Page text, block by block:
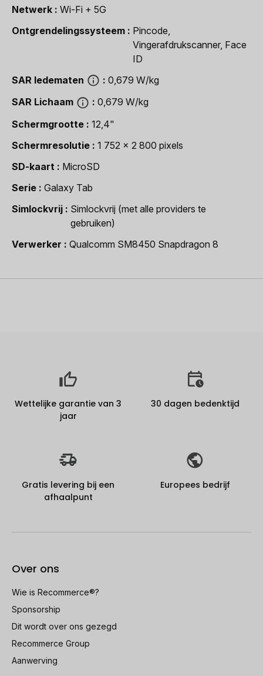
Netwerk
Wi-Fi + 5G
Ontgrendelingssysteem
Pincode,
Vingerafdrukscanner, Face
ID
SAR ledematen
0,679 W/kg
SAR Lichaam
0,679 W/kg
Schermgrootte
12,4"
Schermresolutie
1 752 x 2 800 pixels
SD-kaart
MicroSD
Serie
Galaxy Tab
Simlockvrij
Simlockvrij (met alle providers te
gebruiken)
Verwerker
Qualcomm SM8450 Snapdragon 8
Wettelijke garantie van 3
jaar
30 dagen bedenktijd
Gratis levering bij een
afhaalpunt
Europees bedrijf
Over ons
Wie is Recommerce®?
Sponsorship
Dit wordt over ons gezegd
Recommerce Group
Aanwerving